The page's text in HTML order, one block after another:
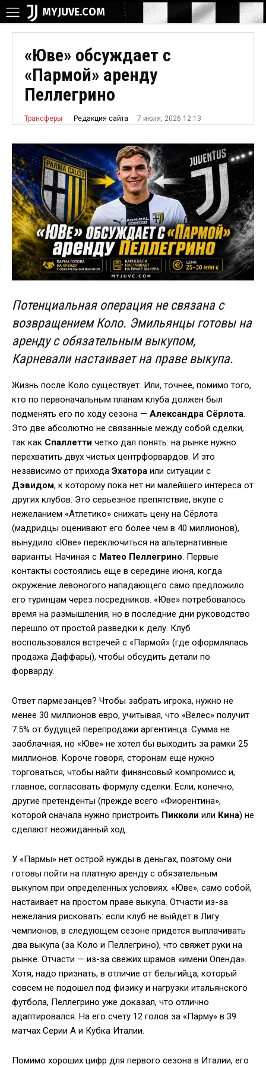
MYJUVE.COM
«Юве» обсуждает с
«Пармой» аренду
Пеллегрино
Трансферы Редакция сайта 7 июля, 2026 12:13
Потенциальная операция не связана с
возвращением Коло. Эмильянцы готовы на
аренду с обязательным выкупом,
Карневали настаивает на праве выкупа.
Жизнь после Коло существует. Или, точнее, помимо того,
кто по первоначальным планам клуба должен был
подменять его по ходу сезона — Александра Сёрлота.
Это две абсолютно не связанные между собой сделки,
так как Спаллетти четко дал понять: на рынке нужно
перехватить двух чистых центрфорвардов. И это
независимо от прихода Эхатора или ситуации с
Дэвидом, к которому пока нет ни малейшего интереса от
других клубов. Это серьезное препятствие, вкупе с
нежеланием «Атлетико» снижать цену на Сёрлота
(мадридцы оценивают его более чем в 40 миллионов),
вынудило «Юве» переключиться на альтернативные
варианты. Начиная с Матео Пеллегрино. Первые
контакты состоялись еще в середине июня, когда
окружение левоногого нападающего само предложило
его туринцам через посредников. «Юве» потребовалось
время на размышления, но в последние дни руководство
перешло от простой разведки к делу. Клуб
воспользовался встречей с «Пармой» (где оформлялась
продажа Даффары), чтобы обсудить детали по
форварду.
Ответ пармезанцев? Чтобы забрать игрока, нужно не
менее 30 миллионов евро, учитывая, что «Велес» получит
7.5% от будущей перепродажи аргентинца. Сумма не
заоблачная, но «Юве» не хотел бы выходить за рамки 25
миллионов. Короче говоря, сторонам еще нужно
торговаться, чтобы найти финансовый компромисс и,
главное, согласовать формулу сделки. Если, конечно,
другие претенденты (прежде всего «Фиорентина»,
которой сначала нужно пристроить Пикколи или Кина) не
сделают неожиданный ход.
У «Пармы» нет острой нужды в деньгах, поэтому они
готовы пойти на платную аренду с обязательным
выкупом при определенных условиях. «Юве», само собой,
настаивает на простом праве выкупа. Отчасти из-за
нежелания рисковать: если клуб не выйдет в Лигу
чемпионов, в следующем сезоне придется выплачивать
два выкупа (за Коло и Пеллегрино), что свяжет руки на
рынке. Отчасти — из-за свежих шрамов «имени Опенда».
Хотя, надо признать, в отличие от бельгийца, который
совсем не подошел под физику и нагрузки итальянского
футбола, Пеллегрино уже доказал, что отлично
адаптировался. На его счету 12 голов за «Парму» в 39
матчах Серии А и Кубка Италии.
Помимо хороших цифр для первого сезона в Италии, его